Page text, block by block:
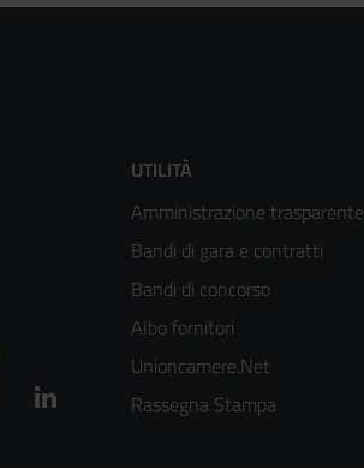
YouTube
Footer
menù
colonna
2
UTILITÀ
Amministrazione trasparente
Bandi di gara e contratti
Bandi di concorso
Albo fornitori
Unioncamere.Net
Rassegna Stampa